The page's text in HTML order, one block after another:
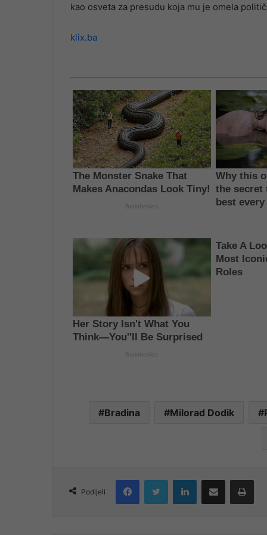
kao osveta za presudu koja mu je omela
klix.ba
Bradina Milorad Dodik
Podijeli
FacebookTwitter LinkedInShare via Email Print